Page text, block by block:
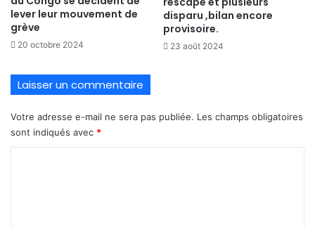
lever leur mouvement de
grève
20 octobre 2024
disparu ,bilan encore
provisoire.
23 août 2024
Laisser un commentaire
Votre adresse e-mail ne sera pas publiée. Les champs obligatoires
sont indiqués avec *